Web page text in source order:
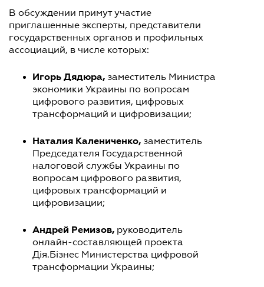
В обсуждении примут участие
приглашенные эксперты, представители
государственных органов и профильных
ассоциаций, в числе которых:
Игорь Дядюра, заместитель Министра
экономики Украины по вопросам
цифрового развития, цифровых
трансформаций и цифровизации;
Наталия Калениченко, заместитель
Председателя Государственной
налоговой службы Украины по
вопросам цифрового развития,
цифровых трансформаций и
цифровизации;
Андрей Ремизов, руководитель
онлайн-составляющей проекта
Дія.Бізнес Министерства цифровой
трансформации Украины;